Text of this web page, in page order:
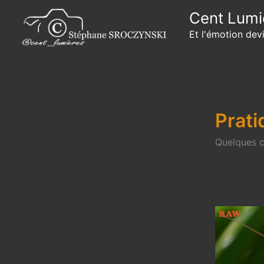
contenu
Cent
Et l'émotion
Quelques
Pourquoi
travaille